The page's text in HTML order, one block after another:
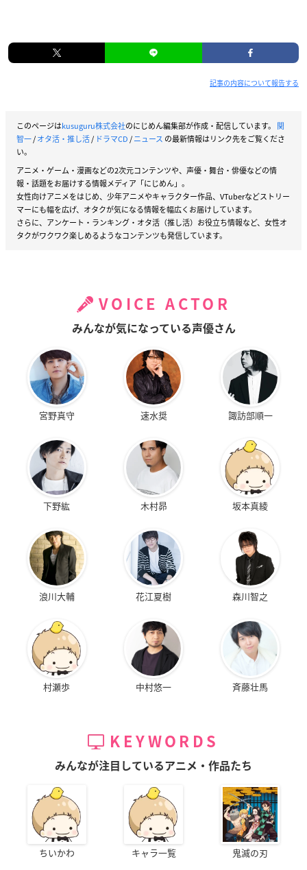
記事の内容について報告する
このページはkusuguru株式会社のにじめん編集部が作成・配信しています。 関
智一/オタ活・推し活/ ドラマCD/ニュース の最新情報はリンク先をご覧くださ
い。
アニメ・ゲーム・漫画などの2次元コンテンツや、声優・舞台・俳優などの情
報・話題をお届けする情報メディア「にじめん」。
女性向けアニメをはじめ、少年アニメやキャラクター作品、VTuberなどストリー
マーにも幅を広げ、オタクが気になる情報を幅広くお届けしています。
さらに、アンケート・ランキング・オタ活（推し活）お役立ち情報など、女性オ
タクがワクワク楽しめるようなコンテンツも発信しています。
VOICE ACTOR
みんなが気になっている声優さん
宮野真守 速水奨 諏訪部順一
下野紘 木村昴 坂本真綾
浪川大輔 花江夏樹 森川智之
村瀬歩 中村悠一 斉藤壮馬
KEYWORDS
みんなが注目しているアニメ・作品たち
ちいかわ キャラ一覧 鬼滅の刃